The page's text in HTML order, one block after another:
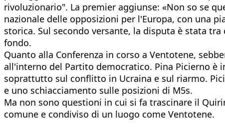
rivoluzionario". La premier aggiunse: «Non so se
nazionale delle opposizioni per l'Europa, con una
storica. Sul secondo versante, la disputa è stata
fondo.
Quanto alla Conferenza in corso a Ventotene,
all'interno del Partito democratico. Pina Picierno è
soprattutto sul conflitto in Ucraina e sul riarmo.
e uno schiacciamento sulle posizioni di M5s.
Ma non sono questioni in cui si fa trascinare il
comune e condiviso di un luogo come Ventotene.